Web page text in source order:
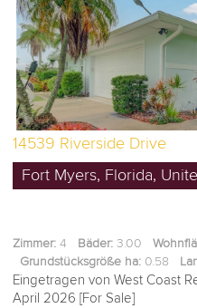
14539 Riverside Drive
Fort Myers, Florida,
Zimmer: 4 Bäder: 3.00
Grundstücksgröße ha: 0.58
Eingetragen von West Coast
April 2026 [For Sale]